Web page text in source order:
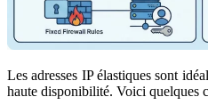
Les adresses IP élastiques sont
haute disponibilité. Voici quelques